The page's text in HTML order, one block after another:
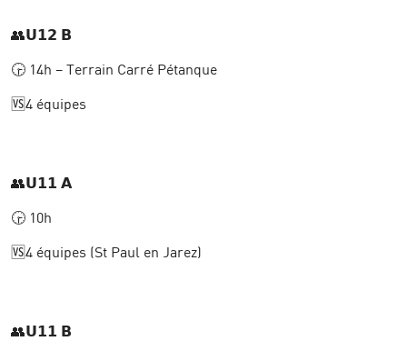
👥𝗨𝟭𝟮 𝗕
🕞 14h – Terrain Carré Pétanque
🆚4 équipes
👥𝗨𝟭𝟭 𝗔
🕞 10h
🆚4 équipes (St Paul en Jarez)
👥𝗨𝟭𝟭 𝗕